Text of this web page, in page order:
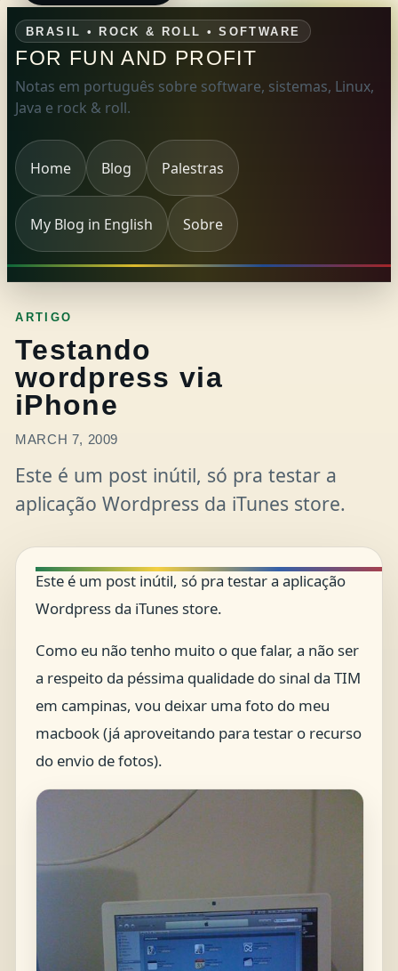
BRASIL • ROCK & ROLL • SOFTWARE
FOR FUN AND PROFIT
Notas em português sobre software, sistemas, Linux,
Java e rock & roll.
Home Blog Palestras
My Blog in English Sobre
ARTIGO
Testando
wordpress via
iPhone
MARCH 7, 2009
Este é um post inútil, só pra testar a
aplicação Wordpress da iTunes store.
Este é um post inútil, só pra testar a aplicação
Wordpress da iTunes store.
Como eu não tenho muito o que falar, a não ser
a respeito da péssima qualidade do sinal da TIM
em campinas, vou deixar uma foto do meu
macbook (já aproveitando para testar o recurso
do envio de fotos).